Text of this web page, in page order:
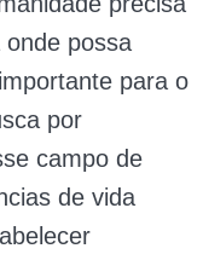
possa
para o
por
campo de
de vida